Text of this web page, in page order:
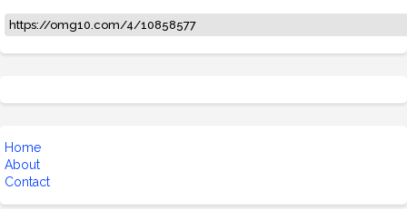
https://omg10.com/4/10858577
Home
About
Contact